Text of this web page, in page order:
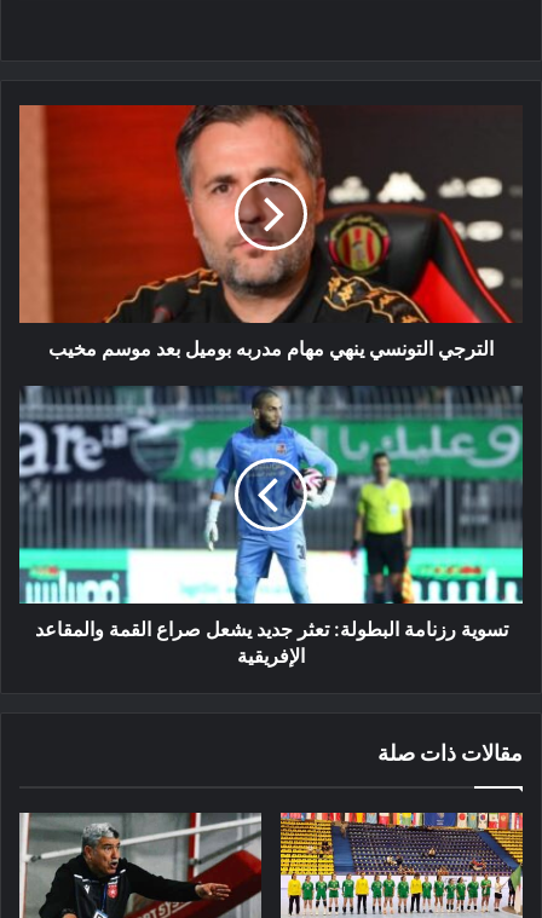
مهام
مدربه
بوميل
موسم
مخيب
الترجي التونسي ينهي مهام مدربه بوميل بعد موسم مخيب
تسوية
رزنامة
البطولة:
تعثر
يشعل
صراع
القمة
والمقاعد
الإفريقية
تسوية رزنامة البطولة: تعثر جديد يشعل صراع القمة والمقاعد
الإفريقية
مقالات ذات صلة